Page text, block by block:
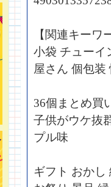
【関連キーワ
小袋 チューイ
屋さん 個包装
36個まとめ買
子供がウケ抜
プル味
ギフト おかし